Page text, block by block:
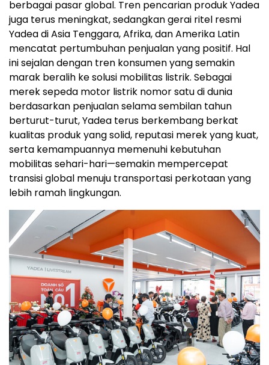
berbagai pasar global. Tren pencarian produk Yadea
juga terus meningkat, sedangkan gerai ritel resmi
Yadea di Asia Tenggara, Afrika, dan Amerika Latin
mencatat pertumbuhan penjualan yang positif. Hal
ini sejalan dengan tren konsumen yang semakin
marak beralih ke solusi mobilitas listrik. Sebagai
merek sepeda motor listrik nomor satu di dunia
berdasarkan penjualan selama sembilan tahun
berturut-turut, Yadea terus berkembang berkat
kualitas produk yang solid, reputasi merek yang kuat,
serta kemampuannya memenuhi kebutuhan
mobilitas sehari-hari—semakin mempercepat
transisi global menuju transportasi perkotaan yang
lebih ramah lingkungan.